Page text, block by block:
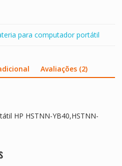
para computador portátil
Avaliações (2)
HP HSTNN-YB40,HSTNN-